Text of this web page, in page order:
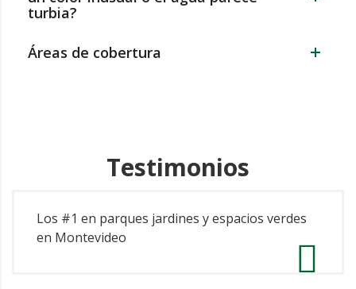
turbia?
Áreas de cobertura
Testimonios
Los #1 en parques jardines y espacios verdes
en Montevideo